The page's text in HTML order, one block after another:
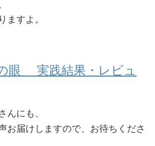
ますよ。
眼 実践結果・レビュ
んにも、
お届けしますので、お待ちくださ